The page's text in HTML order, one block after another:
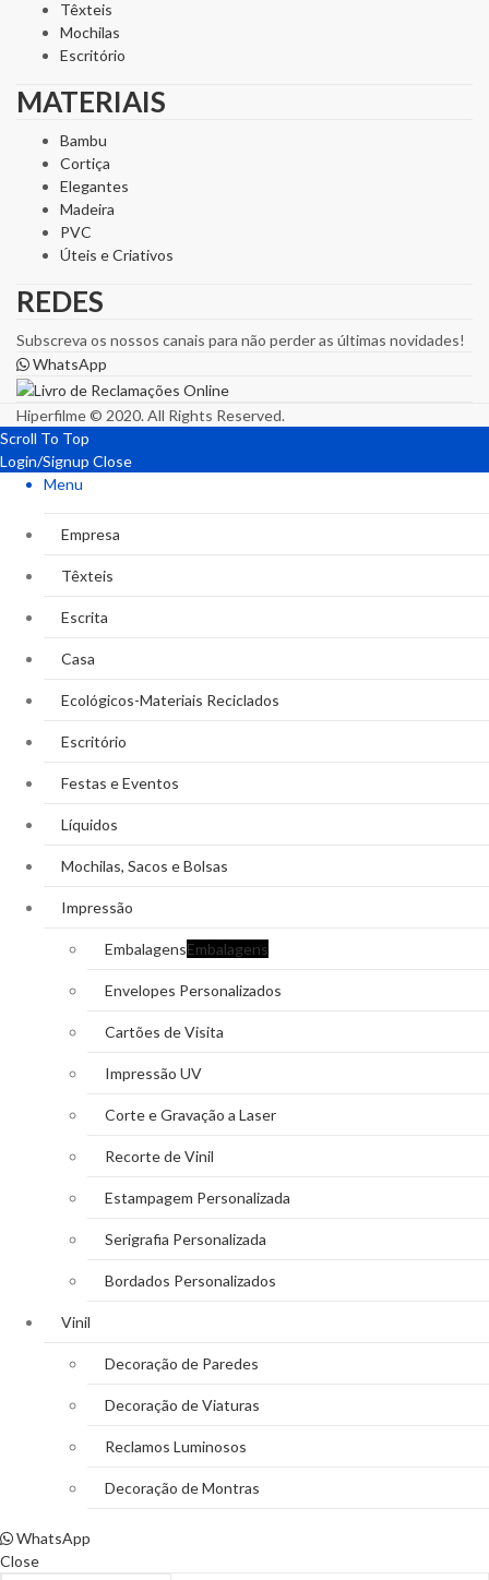
Têxteis
Mochilas
Escritório
MATERIAIS
Bambu
Cortiça
Elegantes
Madeira
PVC
Úteis e Criativos
REDES
Subscreva os nossos canais para não perder as últimas novidades!
WhatsApp
Hiperfilme © 2020. All Rights Reserved.
Scroll To Top
Login/Signup Close
Menu
Empresa
Têxteis
Escrita
Casa
Ecológicos-Materiais Reciclados
Escritório
Festas e Eventos
Líquidos
Mochilas, Sacos e Bolsas
Impressão
EmbalagensEmbalagens
Envelopes Personalizados
Cartões de Visita
Impressão UV
Corte e Gravação a Laser
Recorte de Vinil
Estampagem Personalizada
Serigrafia Personalizada
Bordados Personalizados
Vinil
Decoração de Paredes
Decoração de Viaturas
Reclamos Luminosos
Decoração de Montras
WhatsApp
Close